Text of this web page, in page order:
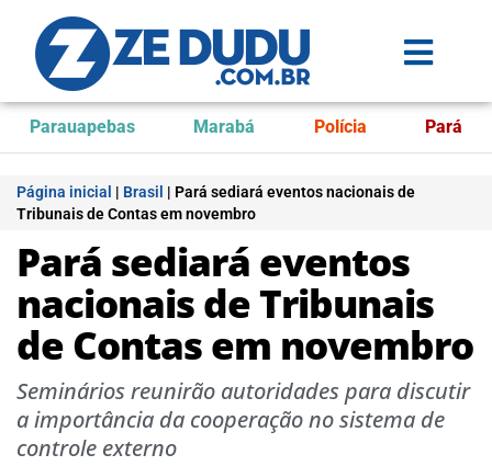
Parauapebas Marabá Polícia Pará
Página inicial | Brasil | Pará sediará eventos nacionais de
Tribunais de Contas em novembro
Pará sediará eventos
nacionais de Tribunais
de Contas em novembro
Seminários reunirão autoridades para discutir
a importância da cooperação no sistema de
controle externo